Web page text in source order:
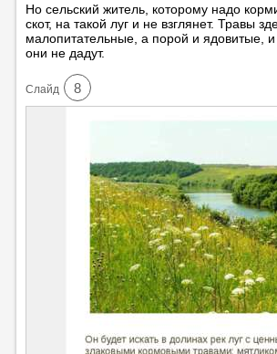
Но сельский житель, которому надо
скот, на такой луг и не взглянет. Травы
малопитательные, а порой и ядовитые,
они не дадут.
Cлайд 8